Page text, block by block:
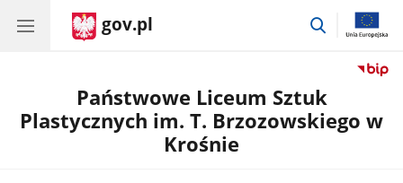
gov.pl
przejdź
Państwowe Liceum Sztuk
Plastycznych im. T. Brzozowskiego w
Krośnie